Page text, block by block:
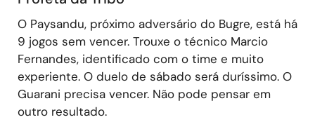
O Paysandu, próximo adversário do Bugre, está há
9 jogos sem vencer. Trouxe o técnico Marcio
Fernandes, identificado com o time e muito
experiente. O duelo de sábado será duríssimo. O
Guarani precisa vencer. Não pode pensar em
outro resultado.